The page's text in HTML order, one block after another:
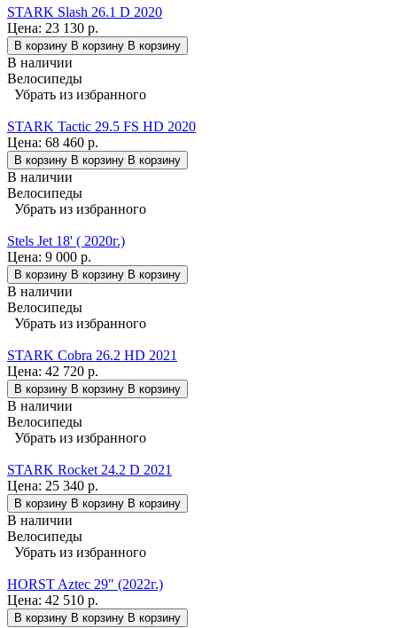
STARK Slash 26.1 D 2020
Цена: 23 130 р.
В корзину В корзину В корзину
В наличии
Велосипеды
Убрать из избранного
STARK Tactic 29.5 FS HD 2020
Цена: 68 460 р.
В корзину В корзину В корзину
В наличии
Велосипеды
Убрать из избранного
Stels Jet 18' ( 2020г.)
Цена: 9 000 р.
В корзину В корзину В корзину
В наличии
Велосипеды
Убрать из избранного
STARK Cobra 26.2 HD 2021
Цена: 42 720 р.
В корзину В корзину В корзину
В наличии
Велосипеды
Убрать из избранного
STARK Rocket 24.2 D 2021
Цена: 25 340 р.
В корзину В корзину В корзину
В наличии
Велосипеды
Убрать из избранного
HORST Aztec 29" (2022г.)
Цена: 42 510 р.
В корзину В корзину В корзину